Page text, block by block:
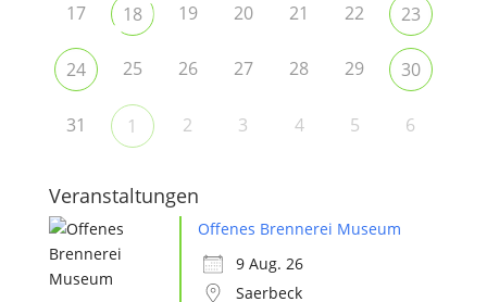
17 18 19 20 21 22 23
24 25 26 27 28 29 30
31 1 2 3 4 5 6
Veranstaltungen
Offenes Brennerei Museum
9 Aug. 26
Saerbeck